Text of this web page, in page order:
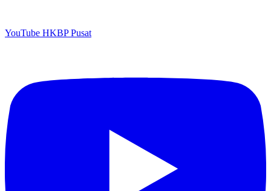
YouTube HKBP Pusat